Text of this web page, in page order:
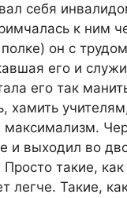
себя
к ним
он с
его и
его так
хамить
и выходил во
такие,
легче. Такие,